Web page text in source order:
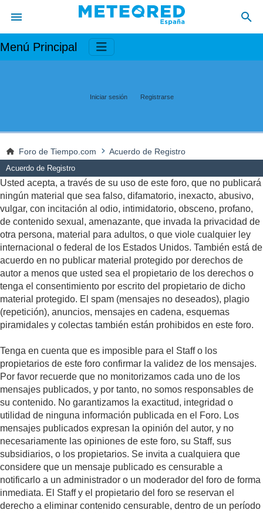
Menú Principal
Iniciar sesión Registrarse
Foro de Tiempo.com Acuerdo de Registro
Acuerdo de Registro
Usted acepta, a través de su uso de este foro, que no publicará
ningún material que sea falso, difamatorio, inexacto, abusivo,
vulgar, con incitación al odio, intimidatorio, obsceno, profano,
de contenido sexual, amenazante, que invada la privacidad de
otra persona, material para adultos, o que viole cualquier ley
internacional o federal de los Estados Unidos. También está de
acuerdo en no publicar material protegido por derechos de
autor a menos que usted sea el propietario de los derechos o
tenga el consentimiento por escrito del propietario de dicho
material protegido. El spam (mensajes no deseados), plagio
(repetición), anuncios, mensajes en cadena, esquemas
piramidales y colectas también están prohibidos en este foro.
Tenga en cuenta que es imposible para el Staff o los
propietarios de este foro confirmar la validez de los mensajes.
Por favor recuerde que no monitorizamos cada uno de los
mensajes publicados, y por tanto, no somos responsables de
su contenido. No garantizamos la exactitud, integridad o
utilidad de ninguna información publicada en el Foro. Los
mensajes publicados expresan la opinión del autor, y no
necesariamente las opiniones de este foro, su Staff, sus
subsidiarios, o los propietarios. Se invita a cualquiera que
considere que un mensaje publicado es censurable a
notificarlo a un administrador o un moderador del foro de forma
inmediata. El Staff y el propietario del foro se reservan el
derecho a eliminar contenido censurable, dentro de un período